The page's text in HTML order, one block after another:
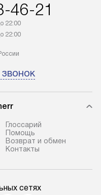
46-21
22:00
22:00
Глоссарий
Помощь
Возврат и обмен
Контакты
сетях